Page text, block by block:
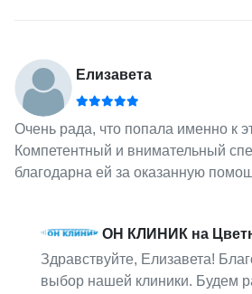
Елизавета
Очень рада, что попала именно к
Компетентный и внимательный
благодарна ей за оказанную
ОН КЛИНИК на
Здравствуйте, Елизавета!
выбор нашей клиники. Будем